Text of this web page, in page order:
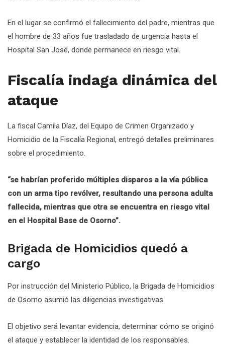
En el lugar se confirmó el fallecimiento del padre, mientras que
el hombre de 33 años fue trasladado de urgencia hasta el
Hospital San José, donde permanece en riesgo vital.
Fiscalía indaga dinámica del
ataque
La fiscal Camila Díaz, del Equipo de Crimen Organizado y
Homicidio de la Fiscalía Regional, entregó detalles preliminares
sobre el procedimiento.
“se habrían proferido múltiples disparos a la vía pública
con un arma tipo revólver, resultando una persona adulta
fallecida, mientras que otra se encuentra en riesgo vital
en el Hospital Base de Osorno”.
Brigada de Homicidios quedó a
cargo
Por instrucción del Ministerio Público, la Brigada de Homicidios
de Osorno asumió las diligencias investigativas.
El objetivo será levantar evidencia, determinar cómo se originó
el ataque y establecer la identidad de los responsables.